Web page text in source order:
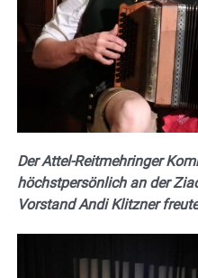
Der Attel-Reitmehringer
höchstpersönlich an der
Vorstand Andi Klitzner